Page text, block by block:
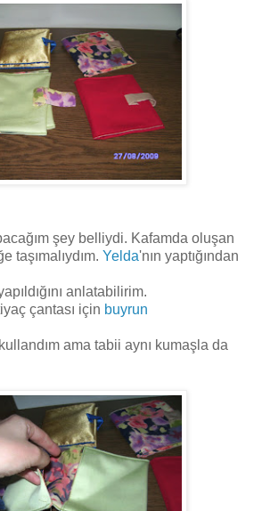
şey belliydi. Kafamda oluşan
taşımalıydım. Yelda'nın yaptığından
anlatabilirim.
çantası için buyrun
ama tabii aynı kumaşla da